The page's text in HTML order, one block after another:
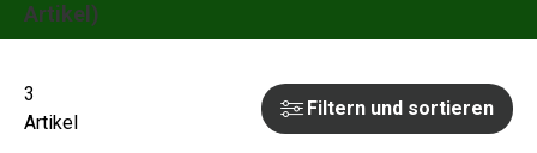
Artikel)
Filtern und sortieren
3
Artikel